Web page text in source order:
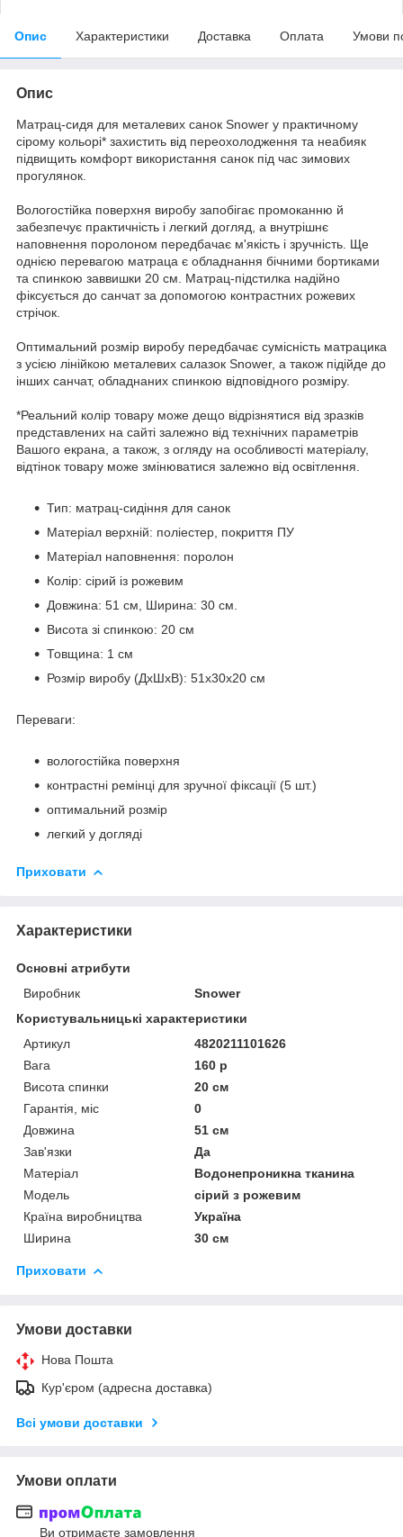
Опис Характеристики Доставка Оплата Умови
Опис
Матрац-сидя для металевих санок Snower у практичному
сірому кольорі* захистить від переохолодження та неабияк
підвищить комфорт використання санок під час зимових
прогулянок.
Вологостійка поверхня виробу запобігає промоканню й
забезпечує практичність і легкий догляд, а внутрішнє
наповнення поролоном передбачає м'якість і зручність. Ще
однією перевагою матраца є обладнання бічними бортиками
та спинкою заввишки 20 см. Матрац-підстилка надійно
фіксується до санчат за допомогою контрастних рожевих
стрічок.
Оптимальний розмір виробу передбачає сумісність матрацика
з усією лінійкою металевих салазок Snower, а також підійде до
інших санчат, обладнаних спинкою відповідного розміру.
*Реальний колір товару може дещо відрізнятися від зразків
представлених на сайті залежно від технічних параметрів
Вашого екрана, а також, з огляду на особливості матеріалу,
відтінок товару може змінюватися залежно від освітлення.
Тип: матрац-сидіння для санок
Матеріал верхній: поліестер, покриття ПУ
Матеріал наповнення: поролон
Колір: сірий із рожевим
Довжина: 51 см, Ширина: 30 см.
Висота зі спинкою: 20 см
Товщина: 1 см
Розмір виробу (ДхШхВ): 51х30х20 см
Переваги:
вологостійка поверхня
контрастні ремінці для зручної фіксації (5 шт.)
оптимальний розмір
легкий у догляді
Приховати
Характеристики
Основні атрибути
Виробник
Snower
Користувальницькі характеристики
Артикул
4820211101626
Вага
160 р
Висота спинки
20 см
Гарантія, міс
0
Довжина
51 см
Зав'язки
Да
Матеріал
Водонепроникна тканина
Мoдель
сірий з рожевим
Країна виробництва
Україна
Ширина
30 см
Приховати
Умови доставки
Нова Пошта
Кур'єром (адресна доставка)
Всі умови доставки
Умови оплати
Ви отримаєте замовлення